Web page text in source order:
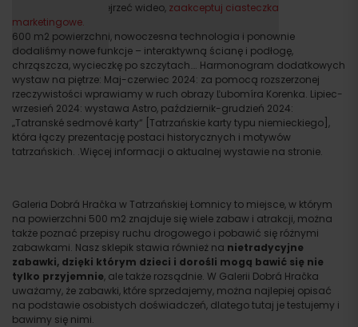
Proszę, aby obejrzeć wideo, zaakceptuj ciasteczka
marketingowe.
600 m2 powierzchni, nowoczesna technologia i ponownie
dodaliśmy nowe funkcje – interaktywną ścianę i podłogę,
chrząszcza, wycieczkę po szczytach…. Harmonogram dodatkowych
wystaw na piętrze: Maj-czerwiec 2024: za pomocą rozszerzonej
rzeczywistości wprawiamy w ruch obrazy Ľubomíra Korenka. Lipiec-
wrzesień 2024: wystawa Astro, październik-grudzień 2024:
„Tatranské sedmové karty“ [Tatrzańskie karty typu niemieckiego],
która łączy prezentację postaci historycznych i motywów
tatrzańskich. .Więcej informacji o aktualnej wystawie na stronie.
Galeria Dobrá Hračka w Tatrzańskiej Łomnicy to miejsce, w którym
na powierzchni 500 m2 znajduje się wiele zabaw i atrakcji, można
także poznać przepisy ruchu drogowego i pobawić się różnymi
zabawkami. Nasz sklepik stawia również na nietradycyjne
zabawki, dzięki którym dzieci i dorośli mogą bawić się nie
tylko przyjemnie, ale także rozsądnie. W Galerii Dobrá Hračka
uważamy, że zabawki, które sprzedajemy, można najlepiej opisać
na podstawie osobistych doświadczeń, dlatego tutaj je testujemy i
bawimy się nimi.
Wyjazd